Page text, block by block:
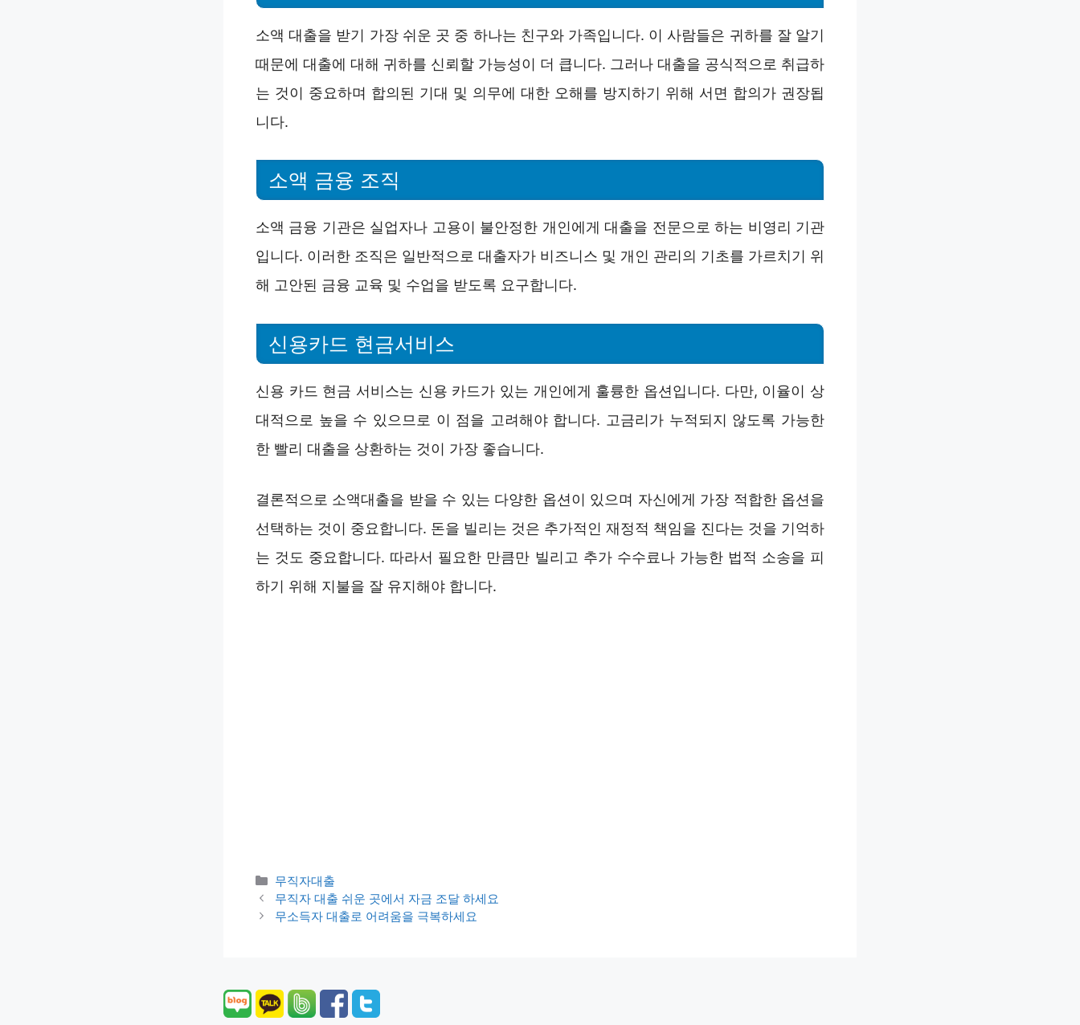
소액 대출을 받기 가장 쉬운 곳 중 하나는 친구와 가족입니다. 이 사람들은 귀하를 잘 알기
때문에 대출에 대해 귀하를 신뢰할 가능성이 더 큽니다. 그러나 대출을 공식적으로 취급하
는 것이 중요하며 합의된 기대 및 의무에 대한 오해를 방지하기 위해 서면 합의가 권장됩
니다.
소액 금융 조직
소액 금융 기관은 실업자나 고용이 불안정한 개인에게 대출을 전문으로 하는 비영리 기관
입니다. 이러한 조직은 일반적으로 대출자가 비즈니스 및 개인 관리의 기초를 가르치기 위
해 고안된 금융 교육 및 수업을 받도록 요구합니다.
신용카드 현금서비스
신용 카드 현금 서비스는 신용 카드가 있는 개인에게 훌륭한 옵션입니다. 다만, 이율이 상
대적으로 높을 수 있으므로 이 점을 고려해야 합니다. 고금리가 누적되지 않도록 가능한
한 빨리 대출을 상환하는 것이 가장 좋습니다.
결론적으로 소액대출을 받을 수 있는 다양한 옵션이 있으며 자신에게 가장 적합한 옵션을
선택하는 것이 중요합니다. 돈을 빌리는 것은 추가적인 재정적 책임을 진다는 것을 기억하
는 것도 중요합니다. 따라서 필요한 만큼만 빌리고 추가 수수료나 가능한 법적 소송을 피
하기 위해 지불을 잘 유지해야 합니다.
카
테
고
무직자대출
무직자 대출 쉬운 곳에서 자금 조달 하세요
무소득자 대출로 어려움을 극복하세요